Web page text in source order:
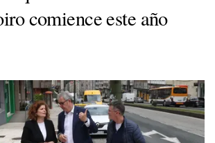
comience este año